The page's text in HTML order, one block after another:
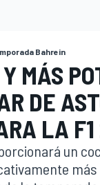
Bahrein
MÁS
DE
LA
un
más